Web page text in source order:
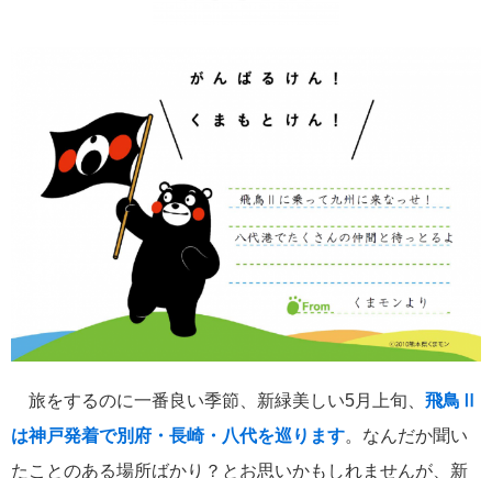
旅をするのに一番良い季節、新緑美しい5月上旬、 飛鳥Ⅱ
は神戸発着で別府・長崎・八代を巡ります。なんだか聞い
たことのある場所ばかり？とお思いかもしれませんが、新
飛鳥II 2027年オセアニアグランドクルーズ発表！
2026年02月04日
飛鳥II 小山薫堂×飛鳥II～洋上の大人の文化祭～本日発売です
飛鳥II シンガポール寄港中です！